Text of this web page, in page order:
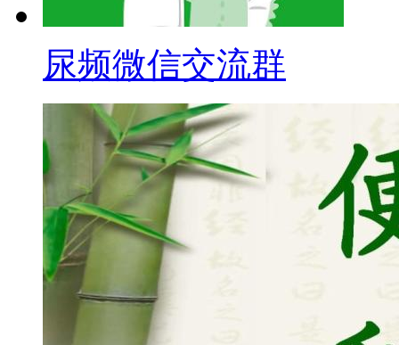
尿频微信交流群